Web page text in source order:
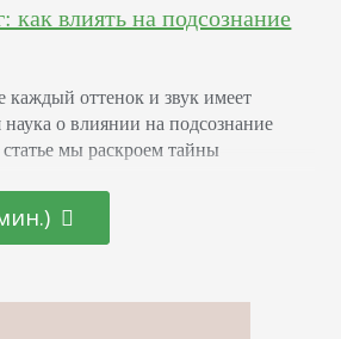
как влиять на подсознание
каждый оттенок и звук имеет
наука о влиянии на подсознание
мы раскроем тайны
в области психологии и
цветовой палитры до создания
для повышения интереса и